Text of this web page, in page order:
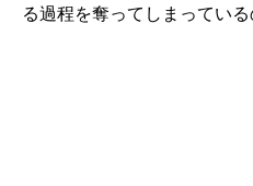
る過程を奪ってしまっている